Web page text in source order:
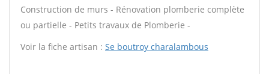
Construction de murs - Rénovation plomberie complète
ou partielle - Petits travaux de Plomberie -
Voir la fiche artisan : Se boutroy charalambous